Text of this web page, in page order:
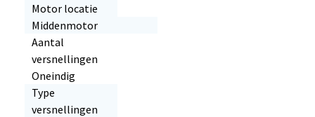
Motor locatie
Middenmotor
Aantal
versnellingen
Oneindig
Type
versnellingen